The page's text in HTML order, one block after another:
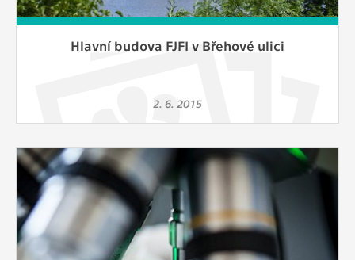
Hlavní budova FJFI v Břehové ulici
2. 6. 2015